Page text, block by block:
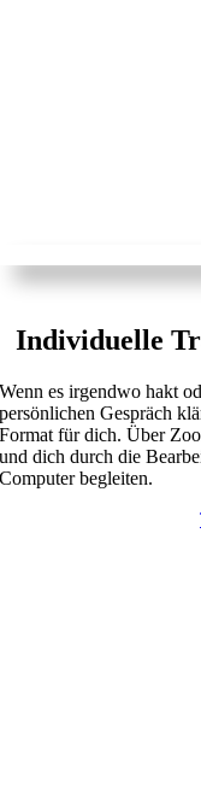
Individuelle
Wenn es irgendwo hakt
persönlichen Gespräch
Format für dich. Über
und dich durch die
Computer begleiten.